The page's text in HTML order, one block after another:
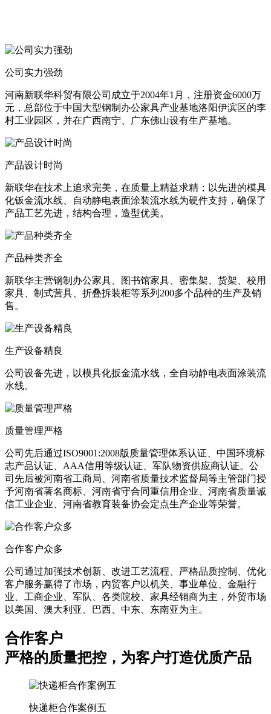
公司实力强劲
河南新联华科贸有限公司成立于2004年1月，注册资金6000万
元，总部位于中国大型钢制办公家具产业基地洛阳伊滨区的李
村工业园区，并在广西南宁、广东佛山设有生产基地。
产品设计时尚
新联华在技术上追求完美，在质量上精益求精；以先进的模具
化钣金流水线、自动静电表面涂装流水线为硬件支持，确保了
产品工艺先进，结构合理，造型优美。
产品种类齐全
新联华主营钢制办公家具、图书馆家具、密集架、货架、校用
家具、制式营具、折叠拆装柜等系列200多个品种的生产及销
售。
生产设备精良
公司设备先进，以模具化扳金流水线，全自动静电表面涂装流
水线。
质量管理严格
公司先后通过ISO9001:2008版质量管理体系认证、中国环境标
志产品认证、AAA信用等级认证、军队物资供应商认证。公
司先后被河南省工商局、河南省质量技术监督局等主管部门授
予河南省著名商标、河南省守合同重信用企业、河南省质量诚
信工业企业、河南省教育装备协会定点生产企业等荣誉。
合作客户众多
公司通过加强技术创新、改进工艺流程、严格品质控制、优化
客户服务赢得了市场，内贸客户以机关、事业单位、金融行
业、工商企业、军队、各类院校、家具经销商为主，外贸市场
以美国、澳大利亚、巴西、中东、东南亚为主。
合作客户
严格的质量把控，为客户打造优质产品
快递柜合作案例五